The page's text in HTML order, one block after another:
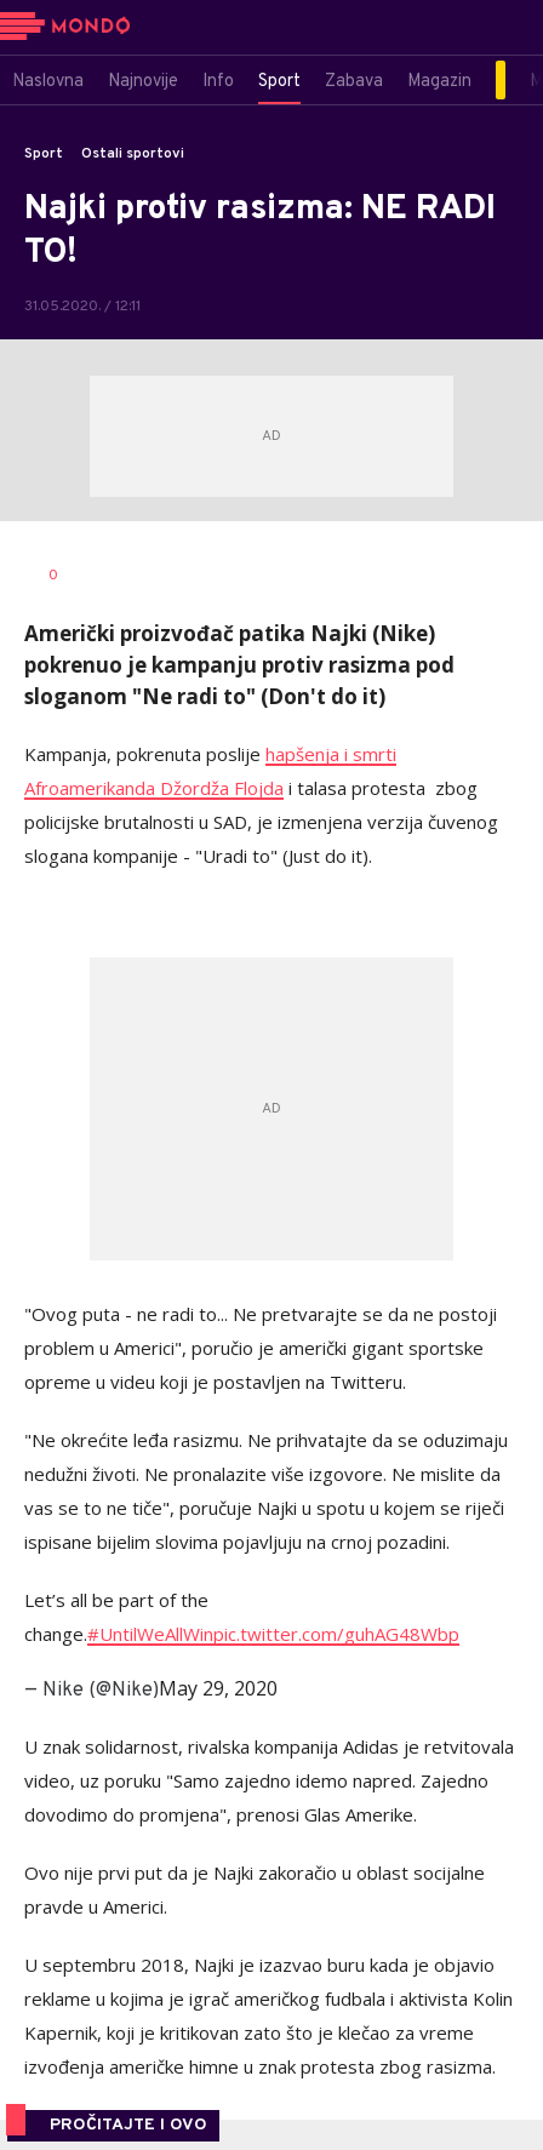
Naslovna Najnovije Info Sport Zabava Magazin
Sport Ostali sportovi
Najki protiv rasizma: NE RADI
TO!
31.05.2020. / 12:11
0
Američki proizvođač patika Najki (Nike)
pokrenuo je kampanju protiv rasizma pod
sloganom "Ne radi to" (Don't do it)
Kampanja, pokrenuta poslije hapšenja i smrti
Afroamerikanda Džordža Flojda i talasa protesta zbog
policijske brutalnosti u SAD, je izmenjena verzija čuvenog
slogana kompanije - "Uradi to" (Just do it).
"Ovog puta - ne radi to... Ne pretvarajte se da ne postoji
problem u Americi", poručio je američki gigant sportske
opreme u videu koji je postavljen na Twitteru.
"Ne okrećite leđa rasizmu. Ne prihvatajte da se oduzimaju
nedužni životi. Ne pronalazite više izgovore. Ne mislite da
vas se to ne tiče", poručuje Najki u spotu u kojem se riječi
ispisane bijelim slovima pojavljuju na crnoj pozadini.
Let’s all be part of the
change.#UntilWeAllWinpic.twitter.com/guhAG48Wbp
— Nike (@Nike)May 29, 2020
U znak solidarnost, rivalska kompanija Adidas je retvitovala
video, uz poruku "Samo zajedno idemo napred. Zajedno
dovodimo do promjena", prenosi Glas Amerike.
Ovo nije prvi put da je Najki zakoračio u oblast socijalne
pravde u Americi.
U septembru 2018, Najki je izazvao buru kada je objavio
reklame u kojima je igrač američkog fudbala i aktivista Kolin
Kapernik, koji je kritikovan zato što je klečao za vreme
izvođenja američke himne u znak protesta zbog rasizma.
PROČITAJTE I OVO